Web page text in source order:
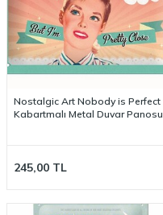
Nostalgic Art Nobody is Perfect
Kabartmalı Metal Duvar Panosu
245,00 TL